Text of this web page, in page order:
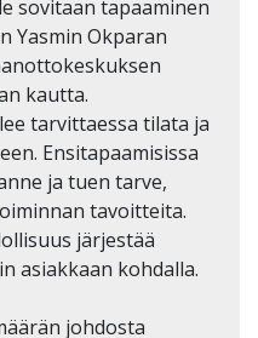
sovitaan tapaaminen
Yasmin Okparan
kautta.
tarvittaessa tilata ja
Ensitapaamisissa
ja tuen tarve,
tavoitteita.
järjestää
asiakkaan kohdalla.
johdosta